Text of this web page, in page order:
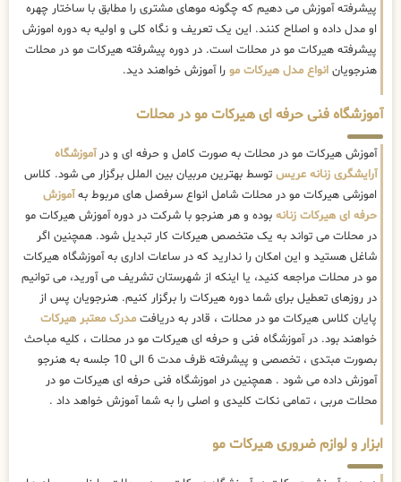
پیشرفته آموزش می دهیم که چگونه موهای مشتری را مطابق با ساختار چهره
او مدل داده و اصلاح کنند. این یک تعریف و نگاه کلی و اولیه به دوره اموزش
پیشرفته هیرکات مو در محلات است. در دوره پیشرفته هیرکات مو در محلات
هنرجویان انواع مدل هیرکات مو را آموزش خواهند دید.
آموزشگاه فنی حرفه ای هیرکات مو در محلات
آموزش هیرکات مو در محلات به صورت کامل و حرفه ای و درآموزشگاه
آرایشگری زنانه عریس توسط بهترین مربیان بین الملل برگزار می شود. کلاس
اموزشی هیرکات مو در محلات شامل انواع سرفصل های مربوط بهآموزش
حرفه ای هیرکات زنانه بوده و هر هنرجو با شرکت در دوره آموزش هیرکات مو
در محلات می تواند به یک متخصص هیرکات کار تبدیل شود. همچنین اگر
شاغل هستید و این امکان را ندارید که در ساعات اداری به آموزشگاه هیرکات
مو در محلات مراجعه کنید، یا اینکه از شهرستان تشریف می آورید، می توانیم
در روزهای تعطیل برای شما دوره هیرکات را برگزار کنیم. هنرجویان پس از
پایان کلاس هیرکات مو در محلات ، قادر به دریافت مدرک معتبر هیرکات
خواهند بود. در آموزشگاه فنی و حرفه ای هیرکات مو در محلات ، کلیه مباحث
بصورت مبتدی ، تخصصی و پیشرفته ظرف مدت 6 الی 10 جلسه به هنرجو
آموزش داده می شود . همچنین در اموزشگاه فنی حرفه ای هیرکات مو در
محلات مربی ، تمامی نکات کلیدی و اصلی را به شما آموزش خواهد داد .
ابزار و لوازم ضروری هیرکات مو